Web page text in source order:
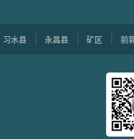
永昌县 矿区 前郭尔